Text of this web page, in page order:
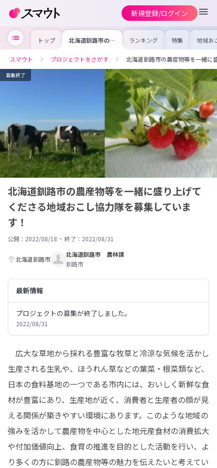
新規登録/ログイン
トップ 北海道釧路市の農
産物等を一緒に盛
地域おこし協力隊
を募集していま
す！
ランキング 特集 地域お
の求
を集め
事内容
を比
合った
スマウト プロジェクトをさがす 北海道釧路市の農産物等を一緒に
募集終了
北海道釧路市の農産物等を一緒に盛り上げて
くださる地域おこし協力隊を募集していま
す！
公開：2022/08/18 ~ 終了：2022/08/31
北海道釧路市
北海道釧路市 農林課
釧路市
最新情報
プロジェクトの募集が終了しました。
2022/08/31
広大な草地から採れる豊富な牧草と冷涼な気候を活かし
生産される生乳や、ほうれん草などの葉菜・根菜類など、
日本の食料基地の一つである市内には、おいしく新鮮な食
材が豊富にあり、生産地が近く、消費者と生産者の顔が見
える関係が築きやすい環境にあります。このような地域の
強みを活かして農産物を中心とした地元産食材の消費拡大
や付加価値向上、食育の推進を目的とした活動を行い、よ
り多くの方に釧路の農産物等の魅力を伝えたいと考えてい